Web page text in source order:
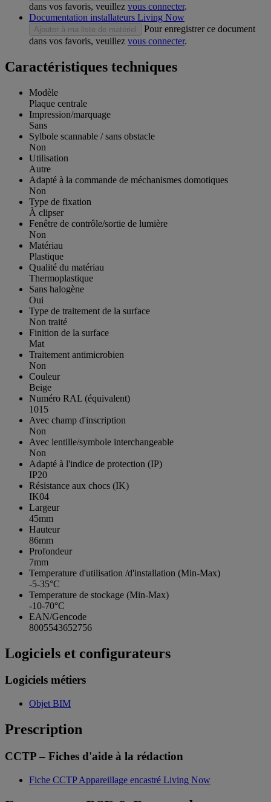
dans vos favoris, veuillez vous connecter.
Documentation installateurs Living Now
Ajouter à ma liste de matériel
Pour enregistrer ce document
dans vos favoris, veuillez vous connecter.
Caractéristiques techniques
Modèle
Plaque centrale
Impression/marquage
Sans
Sylbole scannable / sans obstacle
Non
Utilisation
Autre
Adapté à la commande de méchanismes domotiques
Non
Type de fixation
À clipser
Fenêtre de contrôle/sortie de lumière
Non
Matériau
Plastique
Qualité du matériau
Thermoplastique
Sans halogène
Oui
Type de traitement de la surface
Non traité
Finition de la surface
Mat
Traitement antimicrobien
Non
Couleur
Beige
Numéro RAL (équivalent)
1015
Avec champ d'inscription
Non
Avec lentille/symbole interchangeable
Non
Adapté à l'indice de protection (IP)
IP20
Résistance aux chocs (IK)
IK04
Largeur
45mm
Hauteur
86mm
Profondeur
7mm
Temperature d'utilisation /d'installation (Min-Max)
-5-35°C
Temperature de stockage (Min-Max)
-10-70°C
EAN/Gencode
8005543652756
Logiciels et configurateurs
Logiciels métiers
Objet BIM
Prescription
CCTP – Fiches d'aide à la rédaction
Fiche CCTP Appareillage encastré Living Now